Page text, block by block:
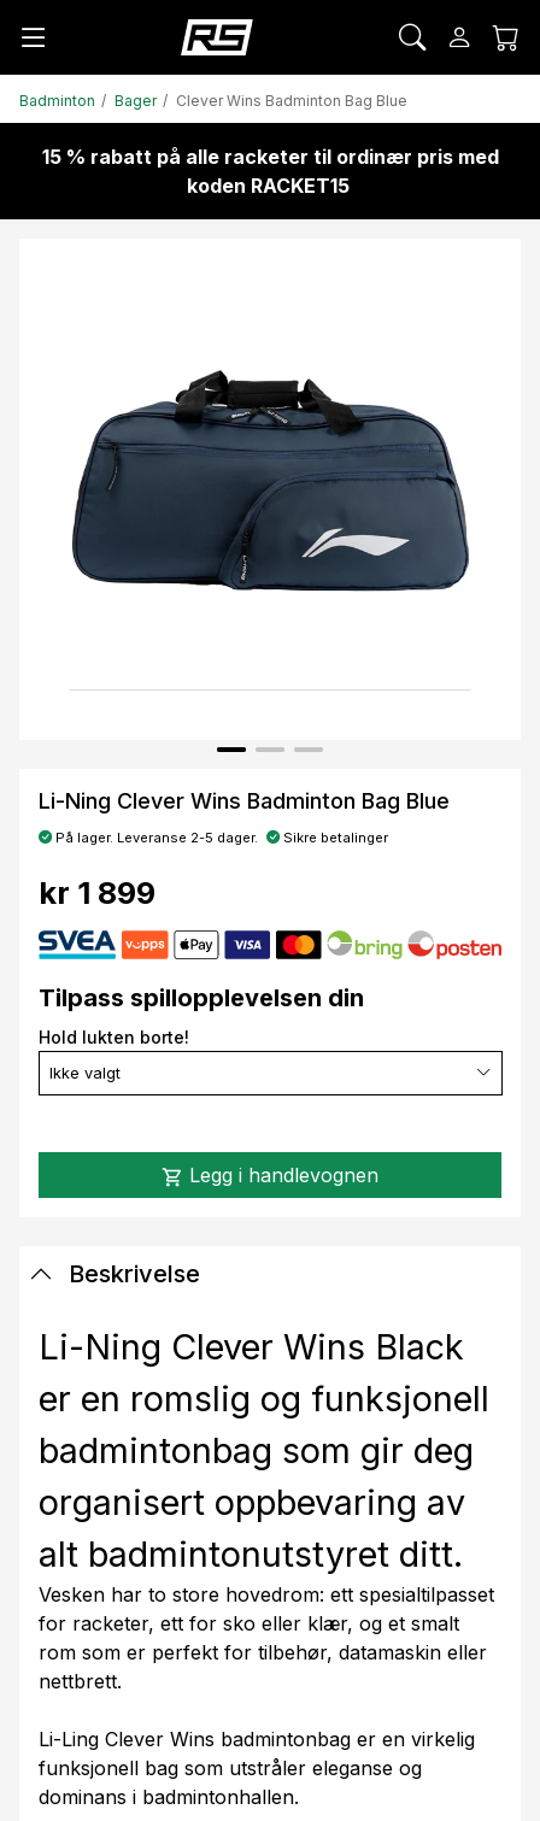
Badminton Bager Clever Wins Badminton Bag Blue
15 % rabatt på alle racketer til ordinær pris med
koden RACKET15
Li-Ning Clever Wins Badminton Bag Blue
På lager. Leveranse 2-5 dager. Sikre betalinger
kr 1 899
Tilpass spillopplevelsen din
Hold lukten borte!
Ikke valgt
shopping_cart Legg i handlevognen
Beskrivelse
Li-Ning Clever Wins Black
er en romslig og funksjonell
badmintonbag som gir deg
organisert oppbevaring av
alt badmintonutstyret ditt.
Vesken har to store hovedrom: ett spesialtilpasset
for racketer, ett for sko eller klær, og et smalt
rom som er perfekt for tilbehør, datamaskin eller
nettbrett.
Li-Ling Clever Wins badmintonbag er en virkelig
funksjonell bag som utstråler eleganse og
dominans i badmintonhallen.